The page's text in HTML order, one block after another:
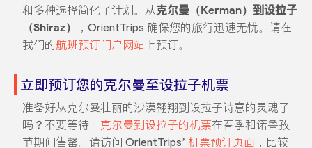
和多种选择简化了计划。从克尔曼（Kerman）到设拉子
（Shiraz）
，OrientTrips 确保您的旅行迅速无忧。请在
我们的航班预订门户网站上预订。
立即预订您的克尔曼至设拉子机票
准备好从克尔曼壮丽的沙漠翱翔到设拉子诗意的灵魂了
吗？不要等待—克尔曼到设拉子的机票在春季和诺鲁孜
节期间售罄。请访问 OrientTrips’ 机票预订页面 ，比较